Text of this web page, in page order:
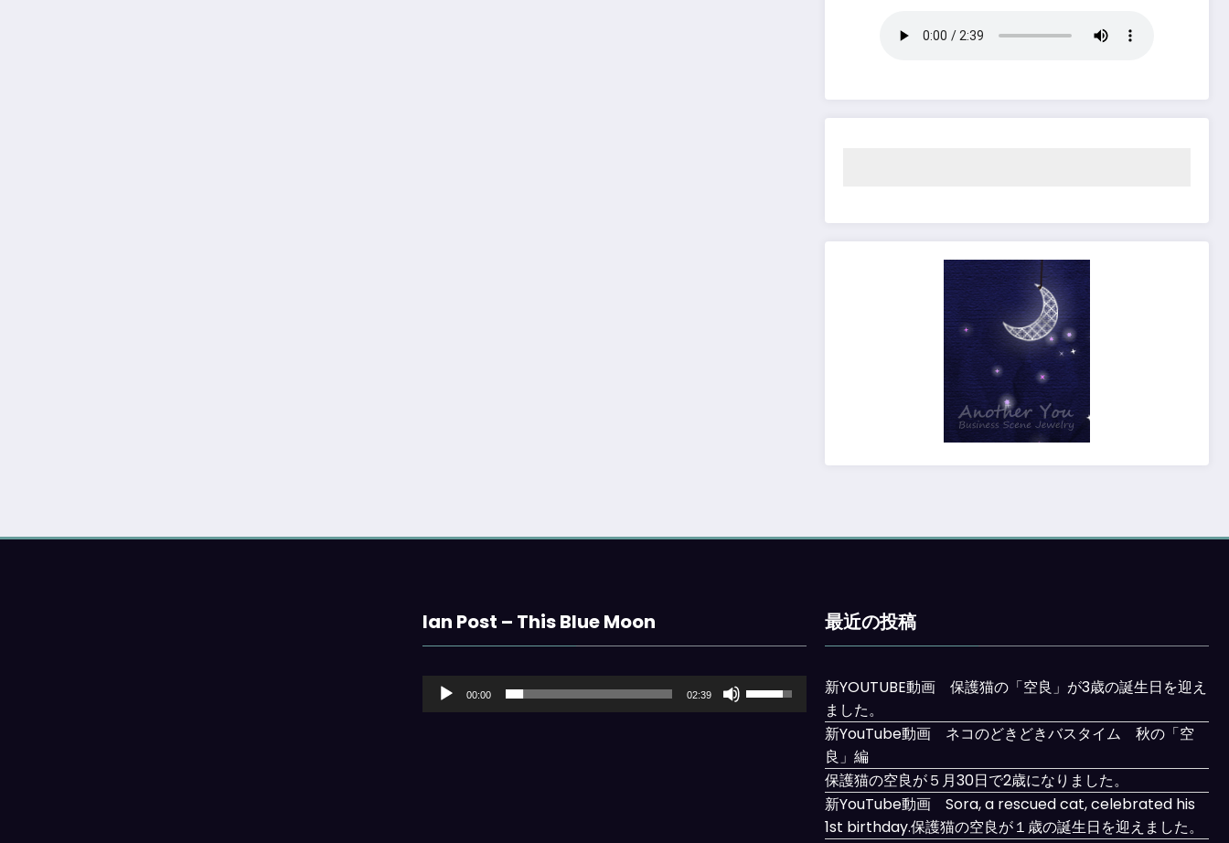
Ian Post – This Blue Moon
声
00:00 02:39
リ
最近の投稿
新YOUTUBE動画 保護猫の「空良」が3歳の誕生日を迎え
ました。
新YouTube動画 ネコのどきどきバスタイム 秋の「空
良」編
保護猫の空良が５月30日で2歳になりました。
新YouTube動画 Sora, a rescued cat, celebrated his
1st birthday.保護猫の空良が１歳の誕生日を迎えました。